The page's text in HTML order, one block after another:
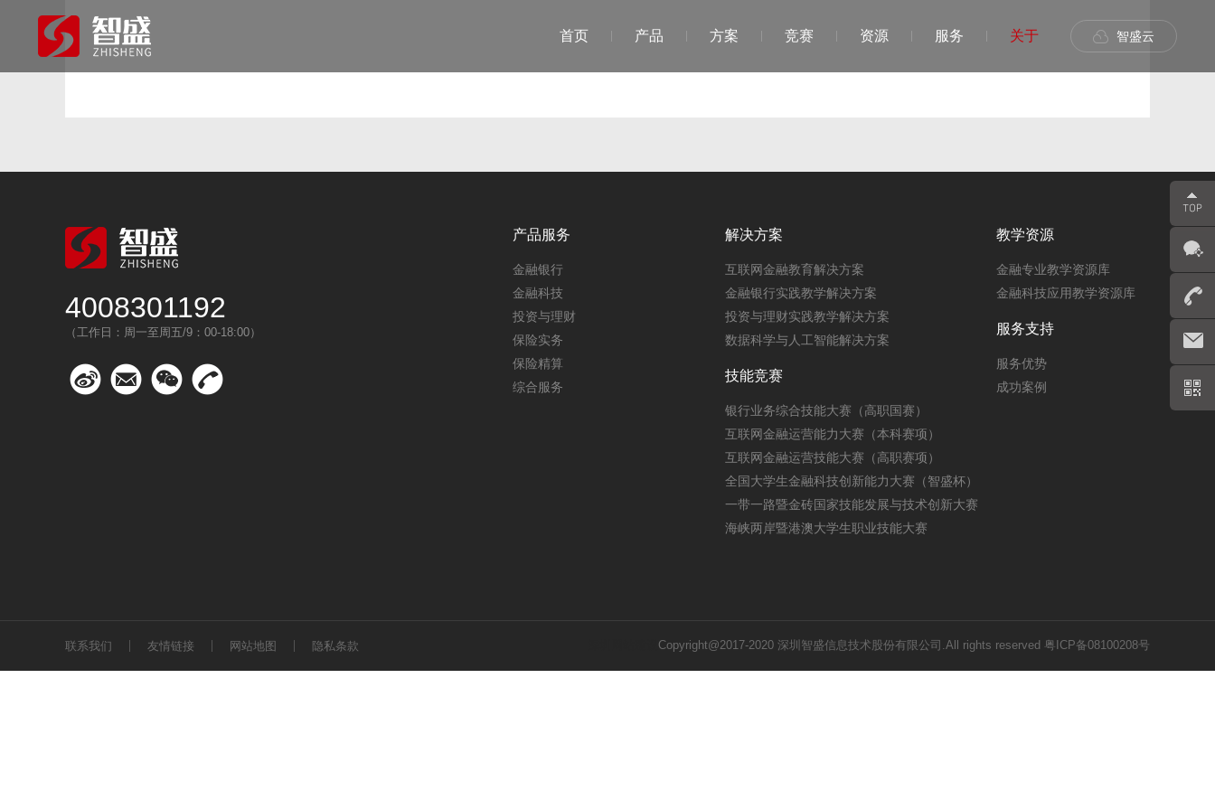
智盛云
首页 产品 方案 竞赛 资源 服务 关于
产品服务
金融银行
金融科技
投资与理财
保险实务
保险精算
综合服务
解决方案
互联网金融教育解决方案
金融银行实践教学解决方案
投资与理财实践教学解决方案
数据科学与人工智能解决方案
技能竞赛
银行业务综合技能大赛（高职国赛）
互联网金融运营能力大赛（本科赛项）
互联网金融运营技能大赛（高职赛项）
全国大学生金融科技创新能力大赛（智盛杯）
一带一路暨金砖国家技能发展与技术创新大赛
海峡两岸暨港澳大学生职业技能大赛
教学资源
金融专业教学资源库
金融科技应用教学资源库
服务支持
服务优势
成功案例
4008301192
（工作日：周一至周五/9：00-18:00）
联系我们 友情链接 网站地图 隐私条款 Copyright@2017-2020 深圳智盛信息技术股份有限公司.All rights reserved 粤ICP备08100208号